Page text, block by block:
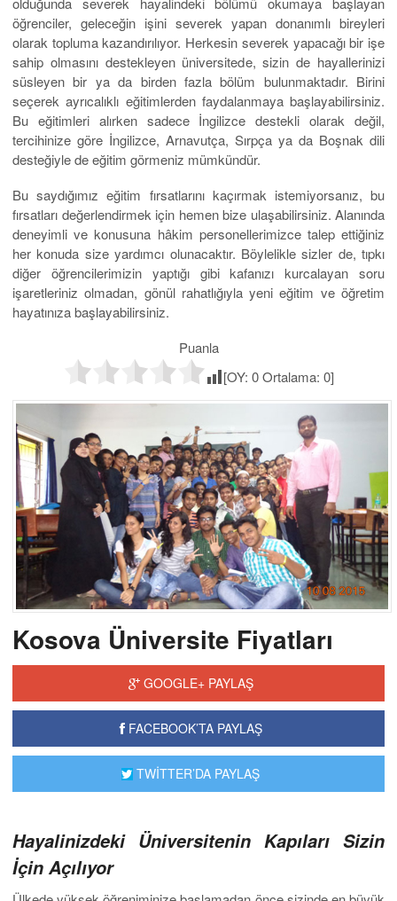
öğrenciler, geleceğin işini severek yapan donanımlı bireyleri
olarak topluma kazandırılıyor. Herkesin severek yapacağı bir işe
sahip olmasını destekleyen üniversitede, sizin de hayallerinizi
süsleyen bir ya da birden fazla bölüm bulunmaktadır. Birini
seçerek ayrıcalıklı eğitimlerden faydalanmaya başlayabilirsiniz.
Bu eğitimleri alırken sadece İngilizce destekli olarak değil,
tercihinize göre İngilizce, Arnavutça, Sırpça ya da Boşnak dili
desteğiyle de eğitim görmeniz mümkündür.
Bu saydığımız eğitim fırsatlarını kaçırmak istemiyorsanız, bu
fırsatları değerlendirmek için hemen bize ulaşabilirsiniz. Alanında
deneyimli ve konusuna hâkim personellerimizce talep ettiğiniz
her konuda size yardımcı olunacaktır. Böylelikle sizler de, tıpkı
diğer öğrencilerimizin yaptığı gibi kafanızı kurcalayan soru
işaretleriniz olmadan, gönül rahatlığıyla yeni eğitim ve öğretim
hayatınıza başlayabilirsiniz.
Puanla
[OY: 0Ortalama: 0]
Kosova Üniversite Fiyatları
GOOGLE+ PAYLAŞ
FACEBOOK’TA PAYLAŞ
TWİTTER’DA PAYLAŞ
Hayalinizdeki Üniversitenin Kapıları Sizin
İçin Açılıyor